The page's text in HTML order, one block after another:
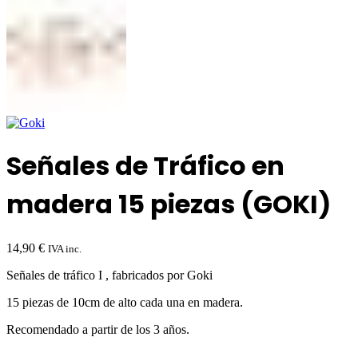
Señales de Tráfico en
madera 15 piezas (GOKI)
14,90 € IVA inc.
Señales de tráfico I , fabricados por Goki
15 piezas de 10cm de alto cada una en madera.
Recomendado a partir de los 3 años.